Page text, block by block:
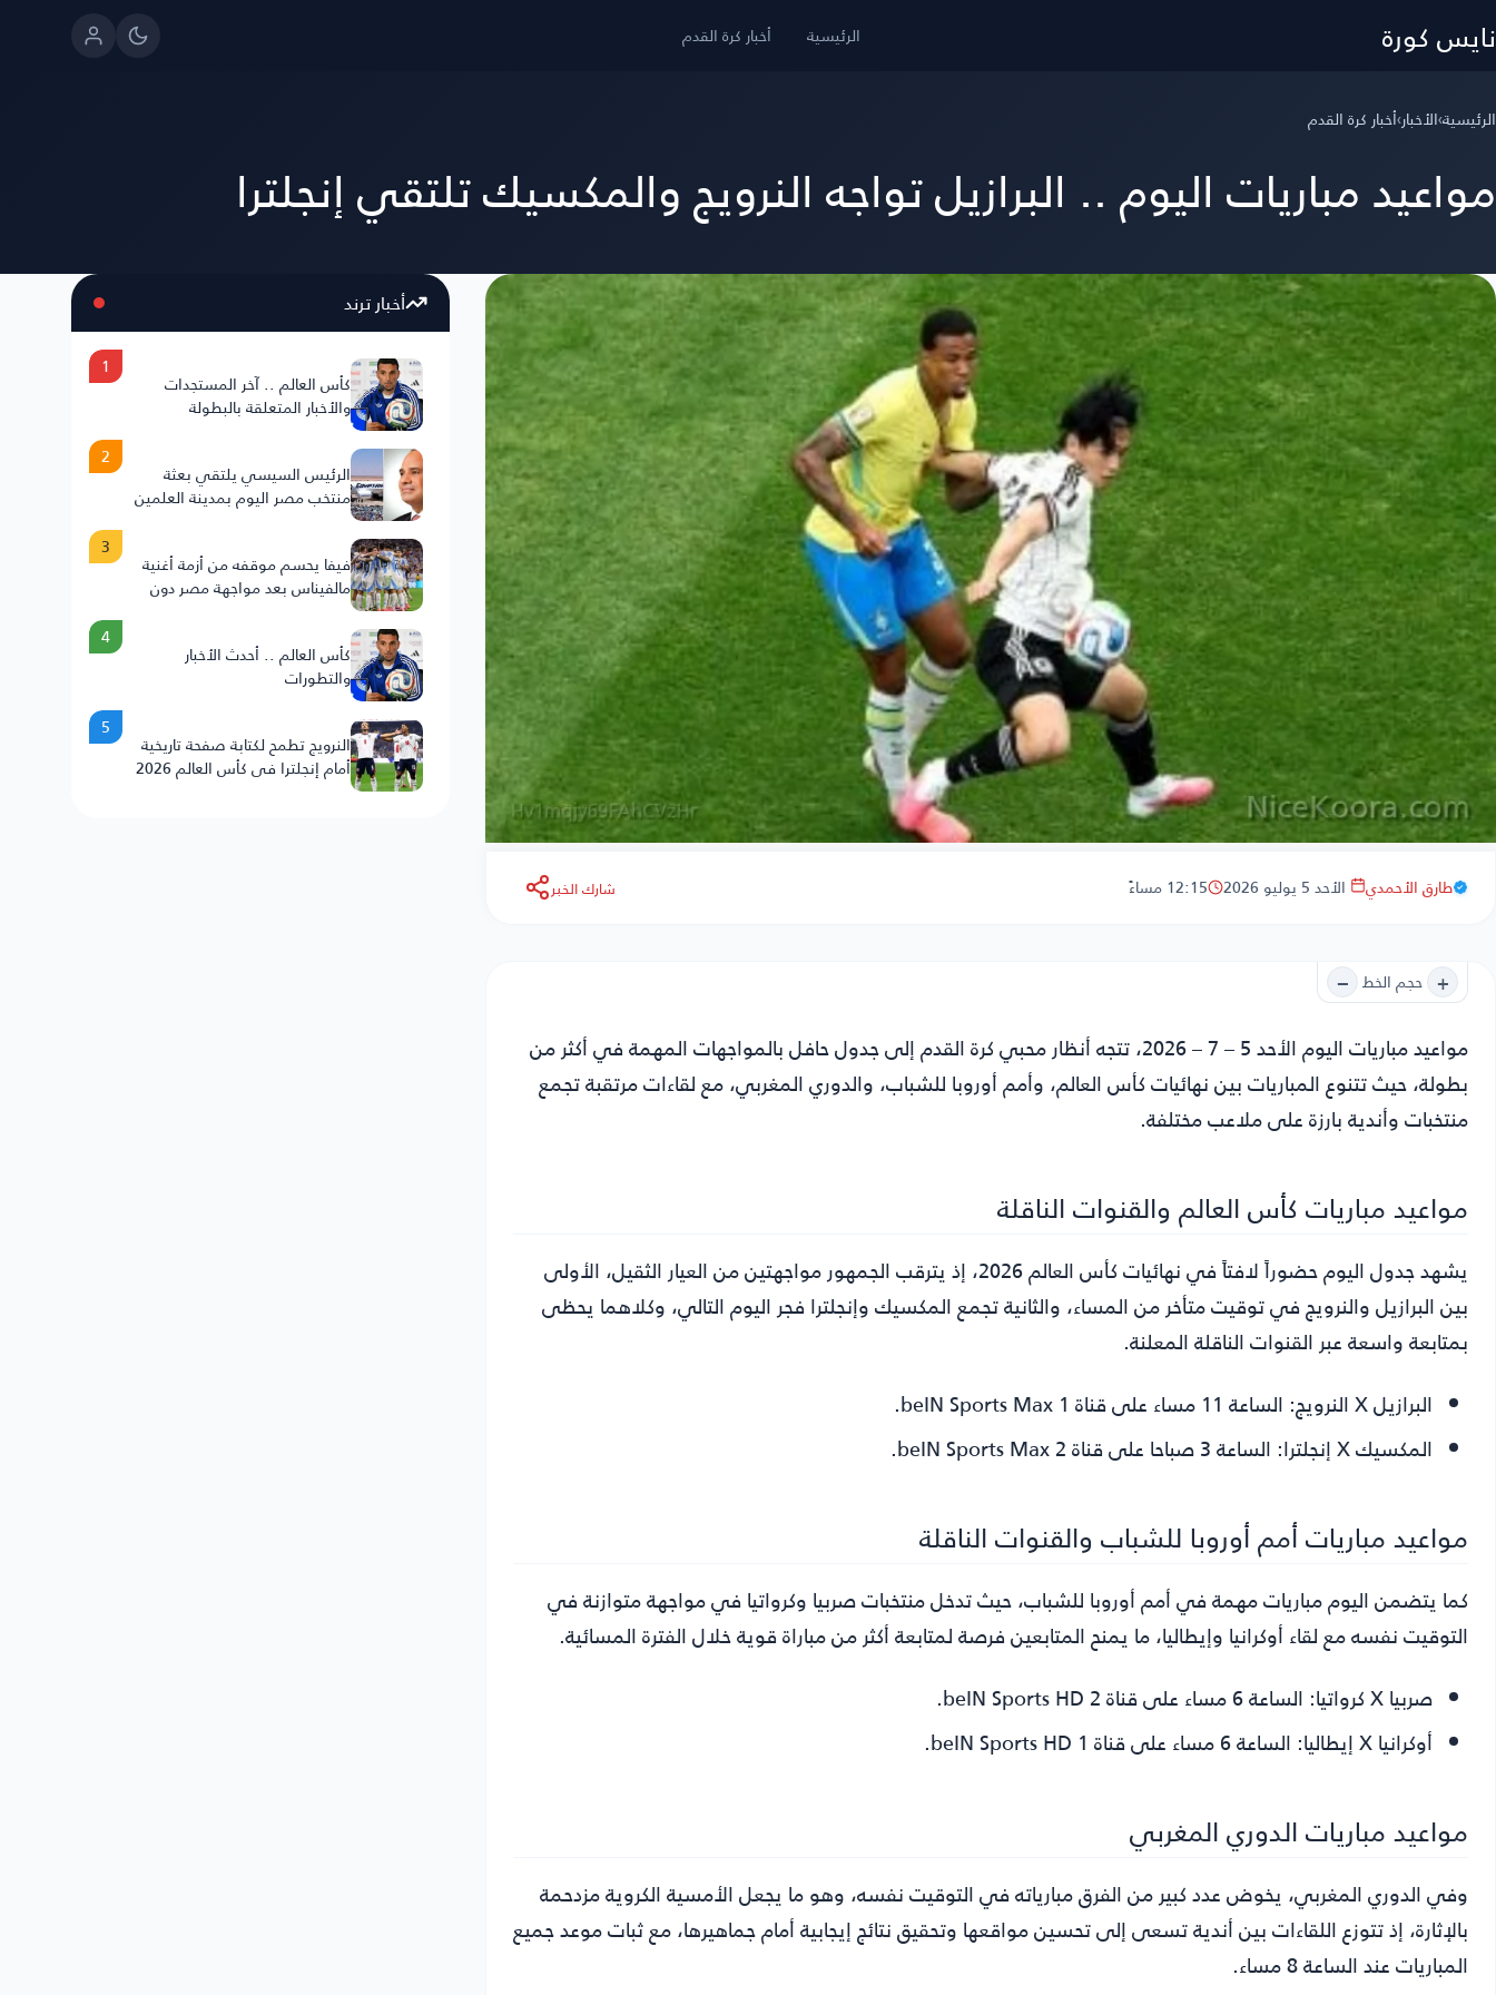
نايس كورة الرئيسية أخبار كرة القدم
الرئيسية›الأخبار›أخبار كرة القدم
مواعيد مباريات اليوم .. البرازيل تواجه النرويج والمكسيك تلتقي إنجلترا
طارق الأحمدي الأحد 5 يوليو 2026 12:15 مساءً شارك الخبر
+ حجم الخط −
مواعيد مباريات اليوم الأحد 5 – 7 – 2026
، تتجه أنظار محبي كرة القدم إلى جدول حافل بالمواجهات المهمة في أكثر من
بطولة، حيث تتنوع المباريات بين نهائيات كأس العالم، وأمم أوروبا للشباب، والدوري المغربي، مع لقاءات مرتقبة تجمع
منتخبات وأندية بارزة على ملاعب مختلفة.
مواعيد مباريات كأس العالم والقنوات الناقلة
يشهد جدول اليوم حضوراً لافتاً في نهائيات كأس العالم 2026، إذ يترقب الجمهور مواجهتين من العيار الثقيل، الأولى
بين البرازيل والنرويج في توقيت متأخر من المساء، والثانية تجمع المكسيك وإنجلترا فجر اليوم التالي، وكلاهما يحظى
بمتابعة واسعة عبر القنوات الناقلة المعلنة.
البرازيل X النرويج:
الساعة 11 مساء على قناة beIN Sports Max 1.
المكسيك X إنجلترا:
الساعة 3 صباحا على قناة beIN Sports Max 2.
مواعيد مباريات أمم أوروبا للشباب والقنوات الناقلة
كما يتضمن اليوم مباريات مهمة في أمم أوروبا للشباب، حيث تدخل منتخبات صربيا وكرواتيا في مواجهة متوازنة في
التوقيت نفسه مع لقاء أوكرانيا وإيطاليا، ما يمنح المتابعين فرصة لمتابعة أكثر من مباراة قوية خلال الفترة المسائية.
صربيا X كرواتيا:
الساعة 6 مساء على قناة beIN Sports HD 2.
أوكرانيا X إيطاليا:
الساعة 6 مساء على قناة beIN Sports HD 1.
مواعيد مباريات الدوري المغربي
وفي الدوري المغربي، يخوض عدد كبير من الفرق مبارياته في التوقيت نفسه، وهو ما يجعل الأمسية الكروية مزدحمة
بالإثارة، إذ تتوزع اللقاءات بين أندية تسعى إلى تحسين مواقعها وتحقيق نتائج إيجابية أمام جماهيرها، مع ثبات موعد جميع
المباريات عند الساعة 8 مساء.
أخبار ترند
كأس العالم .. آخر المستجدات
والأخبار المتعلقة بالبطولة
1
الرئيس السيسي يلتقي بعثة
منتخب مصر اليوم بمدينة العلمين
2
فيفا يحسم موقفه من أزمة أغنية
مالفيناس بعد مواجهة مصر دون
3
كأس العالم .. أحدث الأخبار
والتطورات
4
النرويج تطمح لكتابة صفحة تاريخية
أمام إنجلترا في كأس العالم 2026
5